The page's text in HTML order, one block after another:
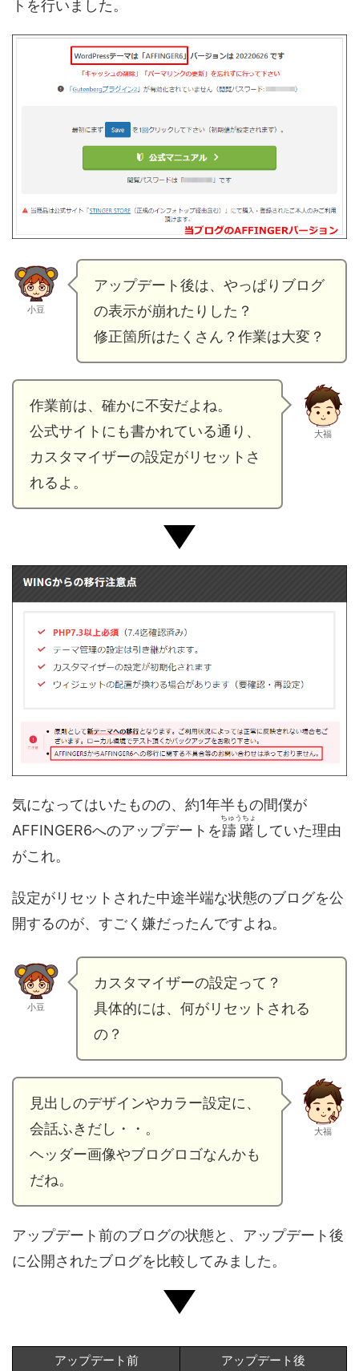
トを行いました。
小豆
アップデート後は、やっぱりブログ
の表示が崩れたりした？
修正箇所はたくさん？作業は大変？
作業前は、確かに不安だよね。
公式サイトにも書かれている通り、
カスタマイザーの設定がリセットさ
れるよ。
大福
気になってはいたものの、約1年半もの間僕が
AFFINGER6へのアップデートを躊躇
ちゅうちょ
していた理由
がこれ。
設定がリセットされた中途半端な状態のブログを公
開するのが、すごく嫌だったんですよね。
小豆
カスタマイザーの設定って？
具体的には、何がリセットされる
の？
見出しのデザインやカラー設定に、
会話ふきだし・・。
ヘッダー画像やブログロゴなんかも
だね。
大福
アップデート前のブログの状態と、アップデート後
に公開されたブログを比較してみました。
アップデート前 アップデート後